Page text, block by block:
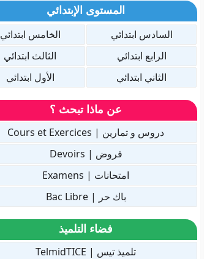
المستوى الإبتدائي
السادس ابتدائي
الخامس ابتدائي
الرابع ابتدائي
الثالث ابتدائي
الثاني ابتدائي
الأول ابتدائي
عن ماذا تبحث ؟
دروس و تمارين | Cours et Exercices
فروض | Devoirs
امتحانات | Examens
باك حر | Bac Libre
فضاء التلميذ
تلميذ تيس | TelmidTICE